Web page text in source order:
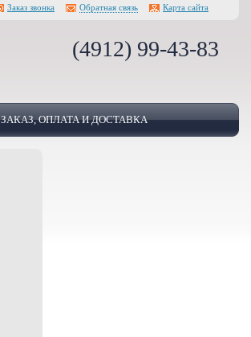
Заказ звонка Обратная связь Карта сайта
(4912) 99-43-83
ЗАКАЗ, ОПЛАТА И ДОСТАВКА